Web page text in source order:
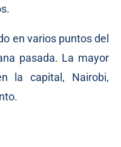
en varios puntos del
pasada. La mayor
la capital, Nairobi,